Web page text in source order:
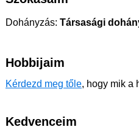
Dohányzás: Társasági
Hobbijaim
Kérdezd meg tőle, hogy mik a
Kedvenceim